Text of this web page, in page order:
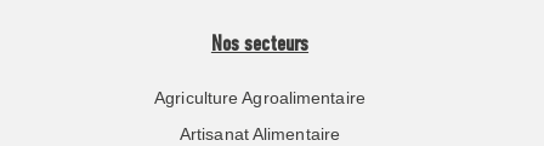
Nos secteurs
Agriculture Agroalimentaire
Artisanat Alimentaire